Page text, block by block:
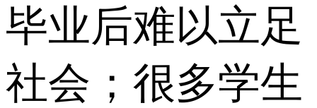
毕业后难以立足
社会；很多学生